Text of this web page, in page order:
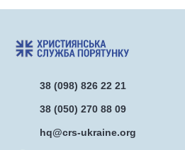
38 (098) 826 22 21
38 (050) 270 88 09
hq@crs-ukraine.org